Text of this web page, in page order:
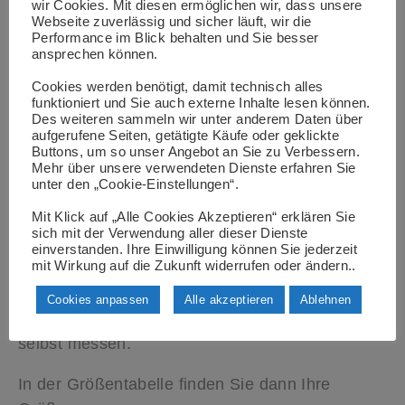
Finden Sie die perfekte Passform
Verwenden Sie bitte ein Maßband, um
sicherzustellen, dass Sie die richtige Größe
bestellen.
Wenn Sie Ihre Maße nehmen, tragen Sie bitte
Passformen
Finden Sie die beste Passform, indem Sie sich
selbst messen.
In der Größentabelle finden Sie dann Ihre
wir Cookies. Mit diesen ermöglichen wir, dass unsere
Webseite zuverlässig und sicher läuft, wir die
Performance im Blick behalten und Sie besser
ansprechen können.
Cookies werden benötigt, damit technisch alles
funktioniert und Sie auch externe Inhalte lesen können.
Des weiteren sammeln wir unter anderem Daten über
aufgerufene Seiten, getätigte Käufe oder geklickte
Buttons, um so unser Angebot an Sie zu Verbessern.
Mehr über unsere verwendeten Dienste erfahren Sie
unter den „Cookie-Einstellungen“.
Mit Klick auf „Alle Cookies Akzeptieren“ erklären Sie
sich mit der Verwendung aller dieser Dienste
einverstanden. Ihre Einwilligung können Sie jederzeit
mit Wirkung auf die Zukunft widerrufen oder ändern..
Cookies anpassen Alle akzeptieren Ablehnen